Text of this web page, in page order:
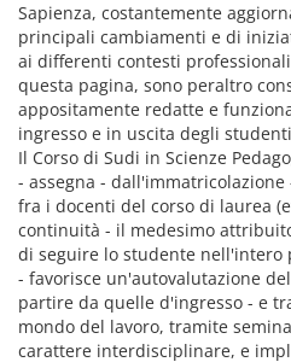
Sapienza, costantemente
principali cambiamenti e di
ai differenti contesti
questa pagina, sono peraltro
appositamente redatte e
ingresso e in uscita degli
Il Corso di Sudi in Scienze
- assegna -
fra i docenti del corso di laurea
continuità - il medesimo
di seguire lo studente nell'intero
- favorisce un'autovalutazione
partire da quelle d'ingresso - e
mondo del lavoro, tramite
carattere interdisciplinare, e